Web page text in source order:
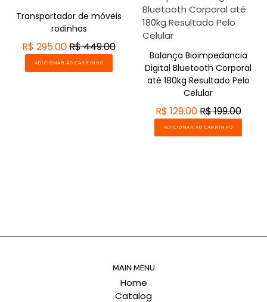
Transportador de móveis
rodinhas
R$ 295.00R$ 449.00
ADICIONAR AO CARRINHO
Balança Bioimpedancia
Digital Bluetooth Corporal
até 180kg Resultado Pelo
Celular
R$ 129.00R$ 199.00
ADICIONAR AO CARRINHO
MAIN MENU
Home
Catalog